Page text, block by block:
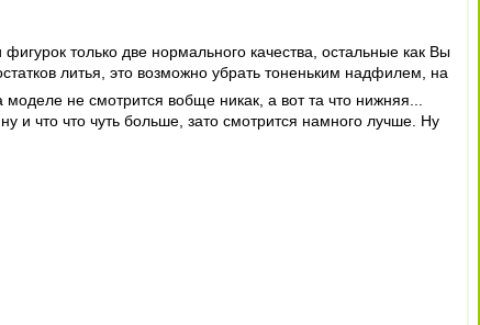
только две нормального качества, остальные как Вы
литья, это возможно убрать тоненьким надфилем, на
не смотрится вобще никак, а вот та что нижняя...
и что что чуть больше, зато смотрится намного лучше. Ну